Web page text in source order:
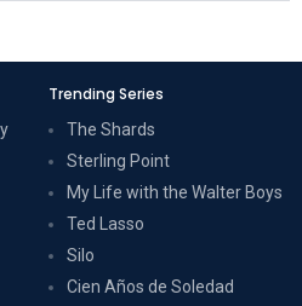
Trending Series
The Shards
Sterling Point
My Life with the Walter Boys
Ted Lasso
Silo
Cien Años de Soledad